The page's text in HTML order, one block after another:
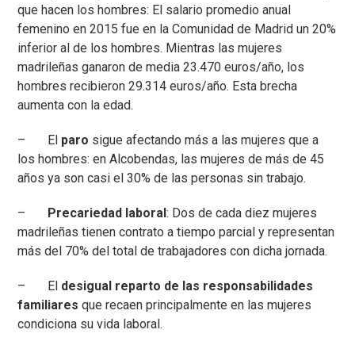
que hacen los hombres: El salario promedio anual
femenino en 2015 fue en la Comunidad de Madrid un 20%
inferior al de los hombres. Mientras las mujeres
madrileñas ganaron de media 23.470 euros/año, los
hombres recibieron 29.314 euros/año. Esta brecha
aumenta con la edad.
– El paro sigue afectando más a las mujeres que a
los hombres: en Alcobendas, las mujeres de más de 45
años ya son casi el 30% de las personas sin trabajo.
– Precariedad laboral: Dos de cada diez mujeres
madrileñas tienen contrato a tiempo parcial y representan
más del 70% del total de trabajadores con dicha jornada.
– El desigual reparto de las responsabilidades
familiares que recaen principalmente en las mujeres
condiciona su vida laboral.